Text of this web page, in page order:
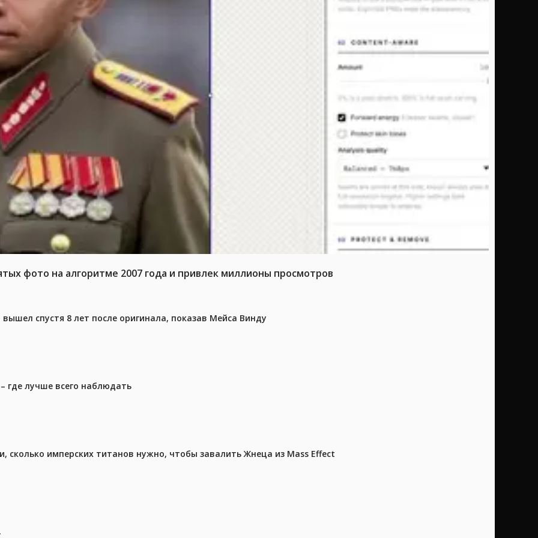
фото на алгоритме 2007 года и привлек миллионы просмотров
спустя 8 лет после оригинала, показав Мейса Винду
где лучше всего наблюдать
сколько имперских титанов нужно, чтобы завалить Жнеца из Mass Effect